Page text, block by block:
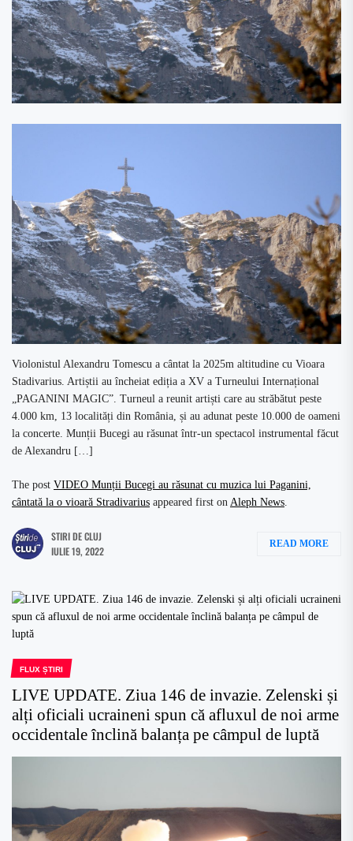
Violonistul Alexandru Tomescu a cântat la 2025m altitudine cu Vioara
Stadivarius. Artiștii au încheiat ediția a XV a Turneului Internațional
„PAGANINI MAGIC”. Turneul a reunit artiști care au străbătut peste
4.000 km, 13 localități din România, și au adunat peste 10.000 de oameni
la concerte. Munții Bucegi au răsunat într-un spectacol instrumental făcut
de Alexandru […]
The post VIDEO Munții Bucegi au răsunat cu muzica lui Paganini,
cântată la o vioară Stradivarius appeared first on Aleph News.
STIRI DE CLUJ
IULIE 19, 2022
READ MORE
FLUX ȘTIRI
LIVE UPDATE. Ziua 146 de invazie. Zelenski și
alți oficiali ucraineni spun că afluxul de noi arme
occidentale înclină balanța pe câmpul de luptă